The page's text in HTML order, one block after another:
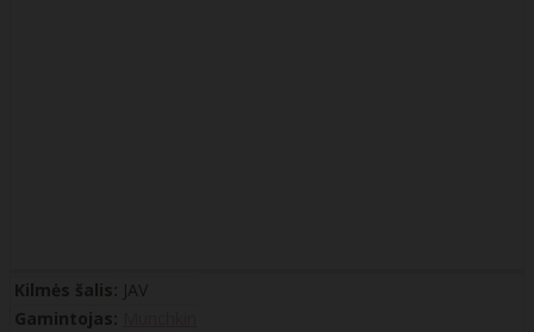
Kilmės šalis: JAV
Gamintojas: